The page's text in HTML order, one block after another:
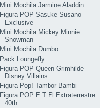
Mini Mochila Jarmine Aladdin
Figura POP Sasuke Susano
Exclusive
Mini Mochila Mickey Minnie
Snowman
Mini Mochila Dumbo
Pack Loungefly
Figura POP Queen Grimhilde
Disney Villains
Figura Pop! Tambor Bambi
Figura POP E.T El Extraterrestre
40th